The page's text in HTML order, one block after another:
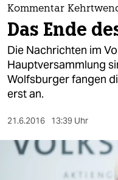
themen
politik
öko
gesellschaft
kultur
sport
Kommentar
Das Ende
Die Nachrichten im
Hauptversammlung
Wolfsburger fangen
erst an.
21.6.2016 13:39 Uhr